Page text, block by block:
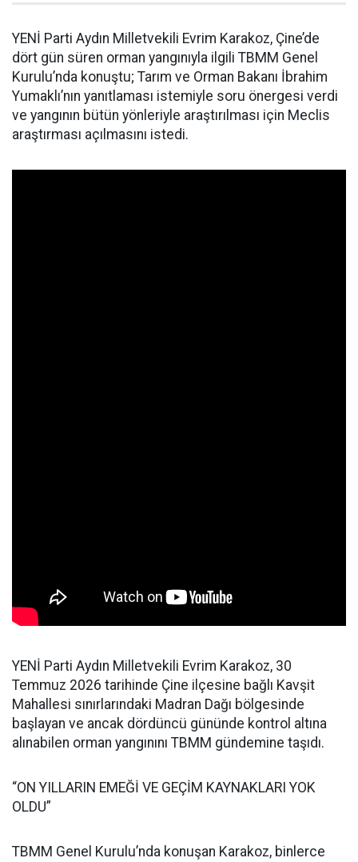
YENİ Parti Aydın Milletvekili Evrim Karakoz, Çine’de
dört gün süren orman yangınıyla ilgili TBMM Genel
Kurulu’nda konuştu; Tarım ve Orman Bakanı İbrahim
Yumaklı’nın yanıtlaması istemiyle soru önergesi verdi
ve yangının bütün yönleriyle araştırılması için Meclis
araştırması açılmasını istedi.
YENİ Parti Aydın Milletvekili Evrim Karakoz, 30
Temmuz 2026 tarihinde Çine ilçesine bağlı Kavşit
Mahallesi sınırlarındaki Madran Dağı bölgesinde
başlayan ve ancak dördüncü gününde kontrol altına
alınabilen orman yangınını TBMM gündemine taşıdı.
“ON YILLARIN EMEĞİ VE GEÇİM KAYNAKLARI YOK
OLDU”
TBMM Genel Kurulu’nda konuşan Karakoz, binlerce